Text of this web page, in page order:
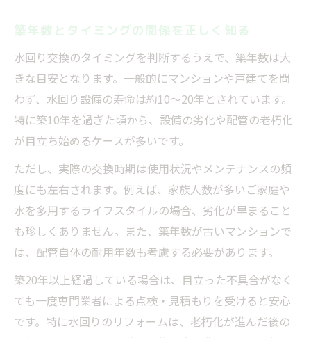
係
費用を抑えるための最良タイミングの見極
め方
補助金申請期限に合わせた交換タイミング
のコツ
予算内で満足する水回り交換タイミング計
画
築年数とタイミングの関係を正しく知る
水回り交換のタイミングを判断するうえで、築年数は大
きな目安となります。一般的にマンションや戸建てを問
わず、水回り設備の寿命は約10〜20年とされています。
特に築10年を過ぎた頃から、設備の劣化や配管の老朽化
が目立ち始めるケースが多いです。
ただし、実際の交換時期は使用状況やメンテナンスの頻
度にも左右されます。例えば、家族人数が多いご家庭や
水を多用するライフスタイルの場合、劣化が早まること
も珍しくありません。また、築年数が古いマンションで
は、配管自体の耐用年数も考慮する必要があります。
築20年以上経過している場合は、目立った不具合がなく
ても一度専門業者による点検・見積もりを受けると安心
です。特に水回りのリフォームは、老朽化が進んだ後の